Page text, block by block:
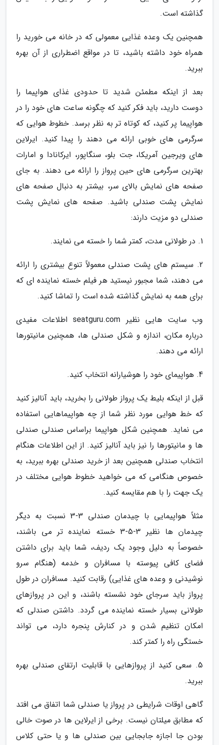
گذاشته است.
همچنین یک وعده غذایی معمولی که در خانه می خورید را
همراه خود داشته باشید، تا در مواقع اضطراری از آن بهره
ببرید.
بعد از اینکه مطمئن شدید تا حدودی غذای هواپیما را
دوست دارید، باید فکر کنید که چگونه ساعت های خود را در
هواپیما پر کنید، که کوتاه تر به نظر برسد. خطوط هوایی که
سرگرمی های خوبی ارائه می دهند را پیدا کنید. ایرلاین
های ویرجین آمریکا، جت بلو، سنگاپور، ایرکانادا و امارات
بهترین سرگرمی های حین پرواز را ارائه می دهند. به جای
صفحه های نمایش بالای سر، بیشتر به دنبال صفحه های
نمایش پشت صندلی باشید. صفحه های نمایش پشت
صندلی دو مزیت دارند:
1. در طولانی مدت، کمتر شما را خسته می نمایند.
2. سیستم های پشت صندلی معمولاً تنوع بیشتری را ارائه
می دهند، شما مجبور نیستید هر فیلم خسته نماینده ای که
برای همه به نمایش گذاشته شده است را تماشا کنید.
وب سایت هایی نظیر seatguru.com اطلاعات مفیدی
درباره مکان، اندازه و شکل صندلی ها، همچنین مانیتورها
ارائه می دهند.
4. هواپیمای خود را هوشیارانه انتخاب کنید.
قبل از اینکه بلیط یک پرواز طولانی را بخرید، باید آنالیز کنید
که خط هوایی مورد نظر شما از چه هواپیماهایی استفاده
می نماید. همچنین شکل هواپیما براساس صندلی صندلی
ها و مانیتورها را نیز باید آنالیز کنید. از این اطلاعات هنگام
انتخاب صندلی همچنین بعد از خرید صندلی بهره ببرید، به
خصوص هنگامی که می خواهید خطوط هوایی مختلف در
یک جهت را با هم مقایسه کنید.
مثلاً هواپیمایی با چیدمان صندلی 3-3 نسبت به دیگر
چیدمان ها نظیر 3-5-3 خسته نماینده تر می باشند،
خصوصاً به دلیل وجود یک ردیف، شما باید برای داشتن
فضای کافی پیوسته با مسافران و خدمه (هنگام سرو
نوشیدنی و وعده های غذایی) رقابت کنید. مسافران در طول
پرواز باید سرجای خود نشسته باشند، و این در پروازهای
طولانی بسیار خسته نماینده می گردد. داشتن صندلی که
امکان تنظیم شدن و در کنارش پنجره دارد، می تواند
خستگی راه را کمتر کند.
5. سعی کنید از پروازهایی با قابلیت ارتقای صندلی بهره
ببرید.
گاهی اوقات شرایطی در پرواز یا صندلی شما اتفاق می افتد
که مطابق میلتان نیست. برخی از ایرلاین ها در صوت خالی
بودن جا اجازه جابجایی بین صندلی ها و یا حتی کلاس